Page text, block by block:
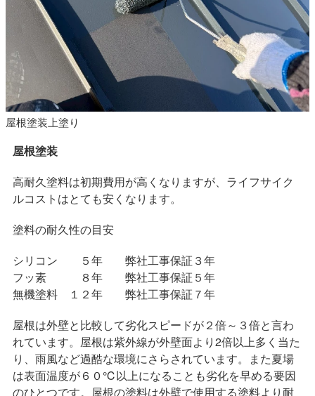
屋根塗装上塗り
屋根塗装
高耐久塗料は初期費用が高くなりますが、ライフサイク
ルコストはとても安くなります。
塗料の耐久性の目安
シリコン ５年 弊社工事保証３年
フッ素 ８年 弊社工事保証５年
無機塗料 １２年 弊社工事保証７年
屋根は外壁と比較して劣化スピードが２倍～３倍と言わ
れています。屋根は紫外線が外壁面より2倍以上多く当た
り、雨風など過酷な環境にさらされています。また夏場
は表面温度が６０℃以上になることも劣化を早める要因
のひとつです。屋根の塗料は外壁で使用する塗料より耐